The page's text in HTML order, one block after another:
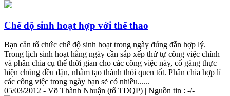
Chế độ sinh hoạt hợp với thể thao
Bạn cần tổ chức chế độ sinh hoạt trong ngày đúng đắn hợp lý.
Trong lịch sinh hoạt hằng ngày cần sắp xếp thứ tự công việc chính
và phân chia cụ thể thời gian cho các công việc này, cố găng thực
hiện chúng đều đặn, nhằm tạo thành thói quen tốt. Phân chia hợp lí
các công việc trong ngày bạn sẽ có nhiều......
05/03/2012 - Võ Thành Nhuận (tổ TDQP) | Nguồn tin : -/-